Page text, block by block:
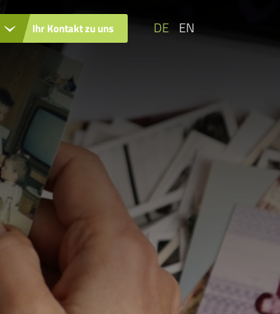
Ihr Kontakt zu uns EN
DE